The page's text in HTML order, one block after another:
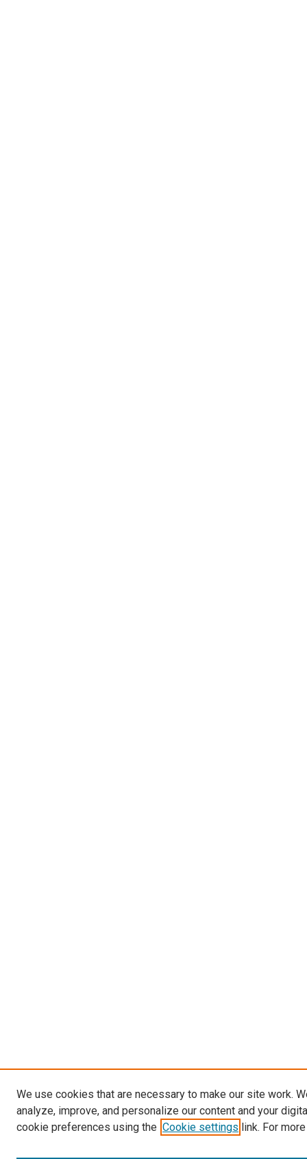
We use cookies that are necessary to make our site work.
analyze, improve, and personalize our content and your
cookie preferences using the Cookie settings link. For